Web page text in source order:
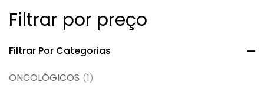
Filtrar por preço
Filtrar Por Categorias
ONCOLÓGICOS (1)